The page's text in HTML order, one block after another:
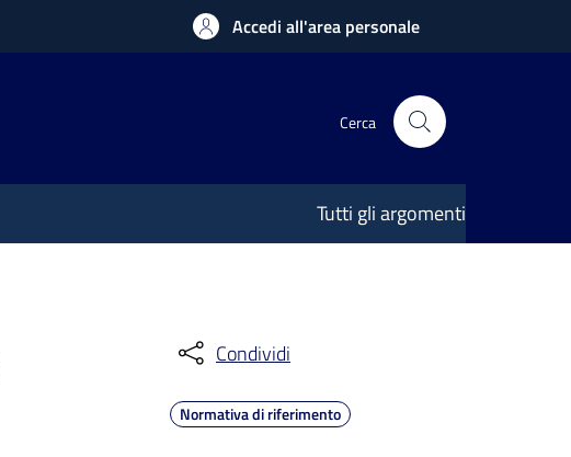
Accedi all'area personale
Cerca
Tutti gli argomenti
Condividi
Normativa di riferimento